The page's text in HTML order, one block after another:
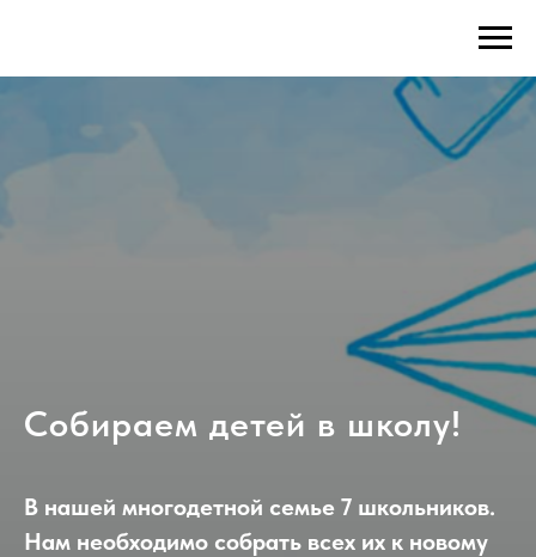
Собираем детей в школу!
В нашей многодетной семье 7 школьников.
Нам необходимо собрать всех их к новому